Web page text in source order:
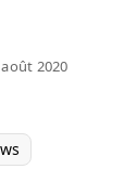
août 2020